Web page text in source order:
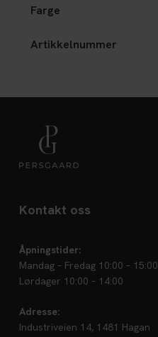
Farge
Artikkelnummer
Kontakt oss
Åpningstider:
Mandag – Fredag 10:00 – 15:00
Lørdager 10:00 – 14:00
Adresse:
Industriveien 14, 1481 Hagan